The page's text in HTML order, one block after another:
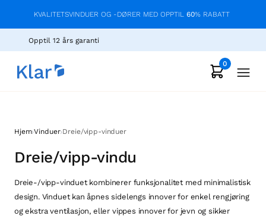
KVALITETSVINDUER OG -DØRER MED OPPTIL 60% RABATT
Opptil 12 års garanti
0
Hjem›Vinduer›Dreie/vipp-vinduer
Dreie/vipp-vindu
Dreie-/vipp-vinduet kombinerer funksjonalitet med minimalistisk
design. Vinduet kan åpnes sidelengs innover for enkel rengjøring
og ekstra ventilasjon, eller vippes innover for jevn og sikker